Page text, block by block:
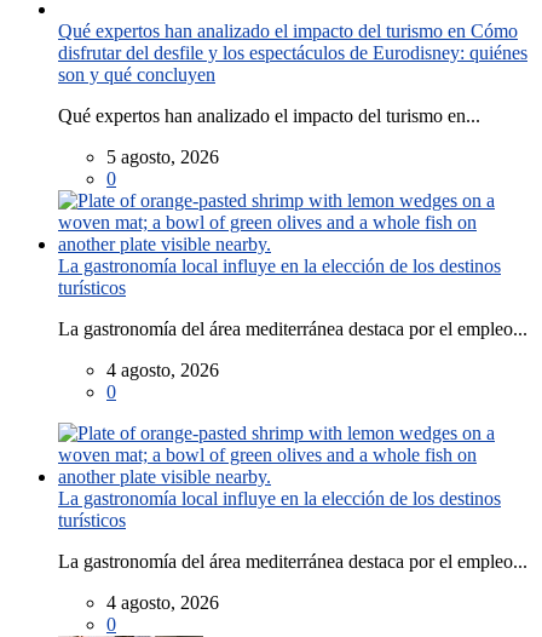
Qué expertos han analizado el impacto del turismo en Cómo
disfrutar del desfile y los espectáculos de Eurodisney: quiénes
son y qué concluyen
Qué expertos han analizado el impacto del turismo en...
5 agosto, 2026
0
La gastronomía local influye en la elección de los destinos
turísticos
La gastronomía del área mediterránea destaca por el empleo...
4 agosto, 2026
0
La gastronomía local influye en la elección de los destinos
turísticos
La gastronomía del área mediterránea destaca por el empleo...
4 agosto, 2026
0